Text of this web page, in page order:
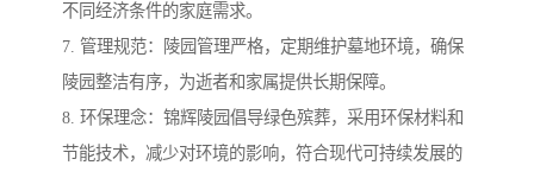
不同经济条件的家庭需求。
7. 管理规范：陵园管理严格，定期维护墓地环境，确保
陵园整洁有序，为逝者和家属提供长期保障。
8. 环保理念：锦辉陵园倡导绿色殡葬，采用环保材料和
节能技术，减少对环境的影响，符合现代可持续发展的